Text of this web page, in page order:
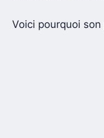
Voici pourquoi